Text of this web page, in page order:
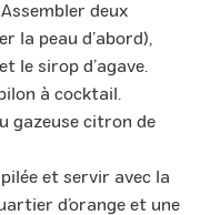
deux
la peau d’abord),
le sirop d’agave.
à cocktail.
gazeuse citron de
et servir avec la
d’orange et une